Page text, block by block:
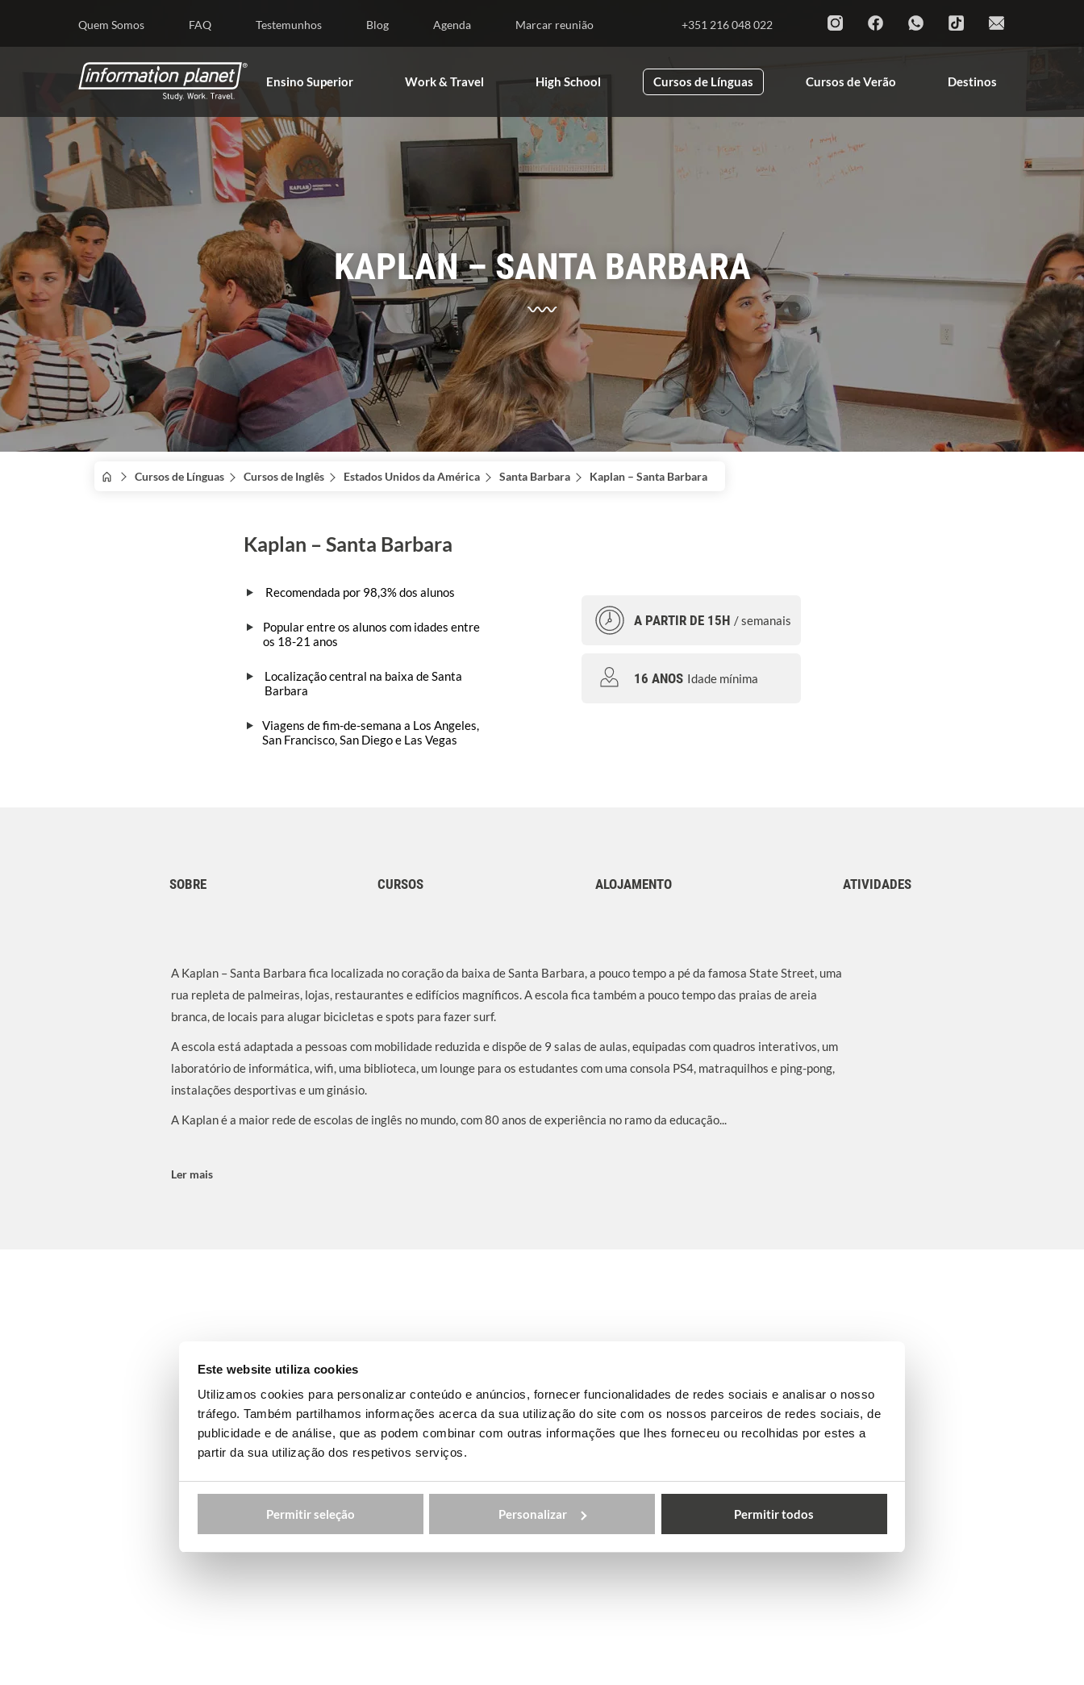
Este website utiliza cookies
Utilizamos cookies para personalizar conteúdo e anúncios, fornecer funcionalidades de redes sociais e analisar o nosso
tráfego. Também partilhamos informações acerca da sua utilização do site com os nossos parceiros de redes sociais, de
publicidade e de análise, que as podem combinar com outras informações que lhes forneceu ou recolhidas por estes a
partir da sua utilização dos respetivos serviços.
Permitir seleção Personalizar Permitir todos
Quem Somos FAQ Testemunhos Blog Agenda Marcar reunião +351 216 048 022
Ensino Superior Work & Travel High School Cursos de Línguas Cursos de Verão Destinos
KAPLAN – SANTA BARBARA
Cursos de Línguas Cursos de Inglês Estados Unidos da América Santa Barbara Kaplan – Santa Barbara
Kaplan – Santa Barbara
Recomendada por 98,3% dos alunos
Popular entre os alunos com idades entre
os 18-21 anos
Localização central na baixa de Santa
Barbara
Viagens de fim-de-semana a Los Angeles,
San Francisco, San Diego e Las Vegas
A PARTIR DE 15H / semanais
16 ANOS Idade mínima
SOBRE CURSOS ALOJAMENTO ATIVIDADES
A Kaplan – Santa Barbara fica localizada no coração da baixa de Santa Barbara, a pouco tempo a pé da famosa State Street, uma
rua repleta de palmeiras, lojas, restaurantes e edifícios magníficos. A escola fica também a pouco tempo das praias de areia
branca, de locais para alugar bicicletas e spots para fazer surf.
A escola está adaptada a pessoas com mobilidade reduzida e dispõe de 9 salas de aulas, equipadas com quadros interativos, um
laboratório de informática, wifi, uma biblioteca, um lounge para os estudantes com uma consola PS4, matraquilhos e ping-pong,
instalações desportivas e um ginásio.
A Kaplan é a maior rede de escolas de inglês no mundo, com 80 anos de experiência no ramo da educação...
Ler mais